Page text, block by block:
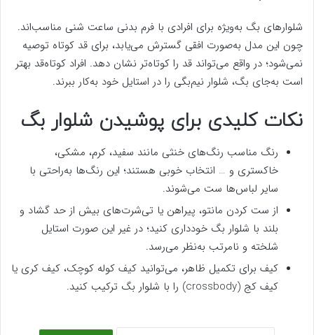
شلوارهای بگ به‌ویژه برای افرادی با فرم بدنی ساعت شنی مناسب‌اند.
چون این مدل به‌صورت افقی گسترش می‌یابد، برای قد کوتاه توصیه
نمی‌شود؛ در واقع می‌تواند قد را کوتاه‌تر نشان دهد. افراد کوتاه‌قد بهتر
است به‌جای بگ، شلوار نیم‌بگی را در استایل خود به‌کار ببرند.
نکات کلیدی برای پوشیدن شلوار بگ
رنگ مناسب رنگ‌های خنثی مانند سفید، کرم، مشکی،
خاکستری و … انتخاب خوبی هستند؛ این رنگ‌ها به‌راحتی با
سایر لباس‌ها ست می‌شوند.
از ست کردن مانتو، پیراهن یا تی‌شرت‌های بیش از حد گشاد و
بلند با شلوار بگ خودداری کنید؛ در غیر این صورت استایل
شلخته و نامرتب به‌نظر می‌رسد.
کیف برای تکمیل ظاهر، می‌توانید کیف کوله کوچک، کیف کری یا
کیف کج (crossbody) را با شلوار بگ ترکیب کنید.